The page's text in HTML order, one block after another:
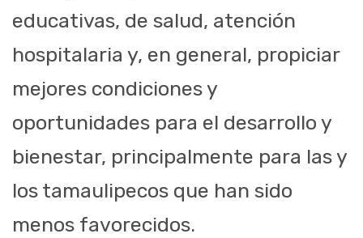
educativas, de salud, atención
hospitalaria y, en general, propiciar
mejores condiciones y
oportunidades para el desarrollo y
bienestar, principalmente para las y
los tamaulipecos que han sido
menos favorecidos.